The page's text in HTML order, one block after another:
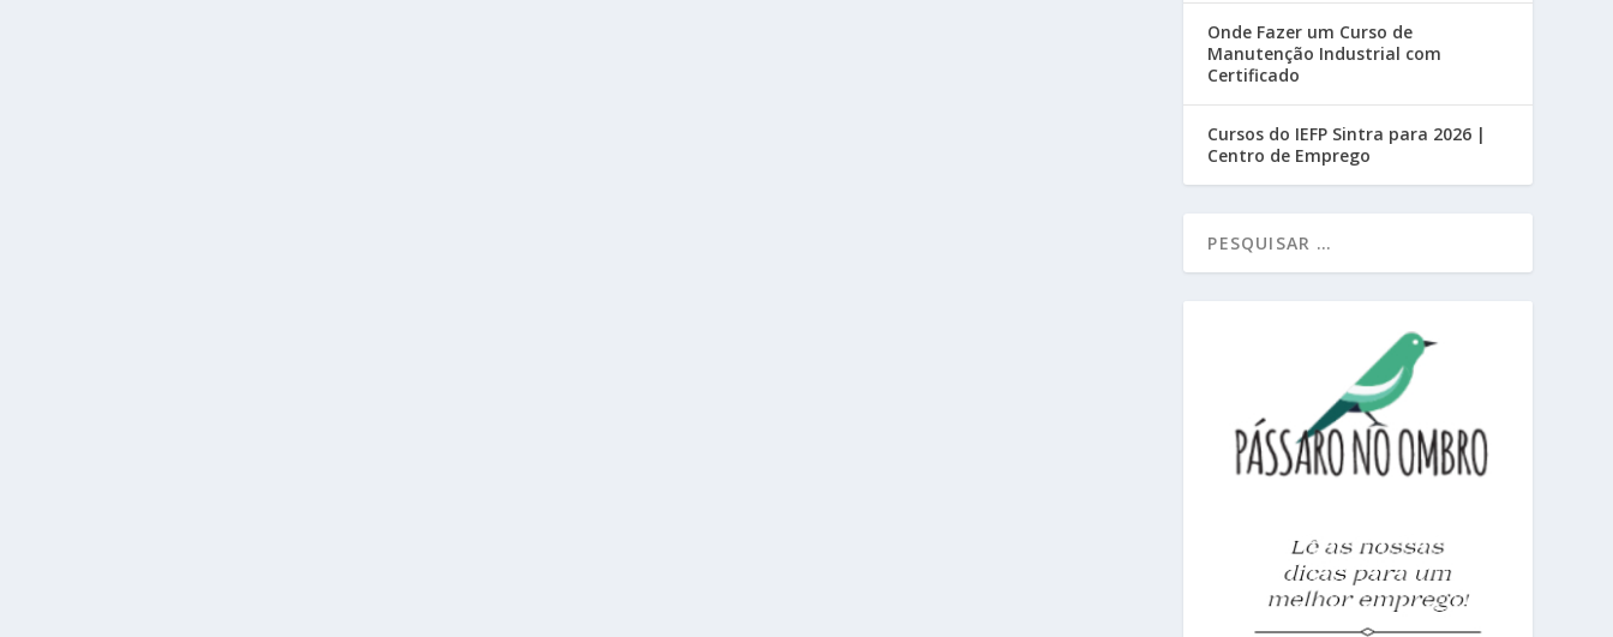
Onde Fazer um Curso de
Manutenção Industrial com
Certificado
Cursos do IEFP Sintra para 2026 |
Centro de Emprego